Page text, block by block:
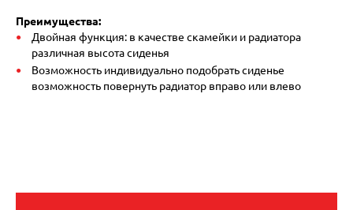
Преимущества:
Двойная функция: в качестве скамейки и радиатора
различная высота сиденья
Возможность индивидуально подобрать сиденье
возможность повернуть радиатор вправо или влево